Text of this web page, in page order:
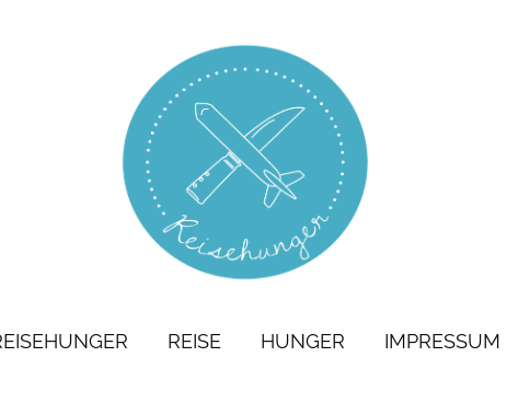
REISE HUNGER IMPRESSUM